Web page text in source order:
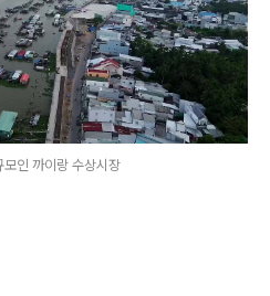
모인 까이랑 수상시장